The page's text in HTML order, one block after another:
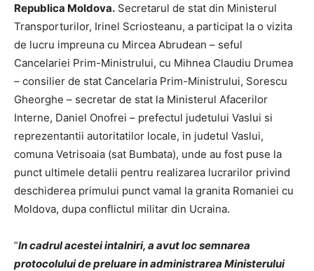
Republica Moldova. Secretarul de stat din Ministerul
Transporturilor, Irinel Scriosteanu, a participat la o vizita
de lucru impreuna cu Mircea Abrudean – seful
Cancelariei Prim-Ministrului, cu Mihnea Claudiu Drumea
– consilier de stat Cancelaria Prim-Ministrului, Sorescu
Gheorghe – secretar de stat la Ministerul Afacerilor
Interne, Daniel Onofrei – prefectul judetului Vaslui si
reprezentantii autoritatilor locale, in judetul Vaslui,
comuna Vetrisoaia (sat Bumbata), unde au fost puse la
punct ultimele detalii pentru realizarea lucrarilor privind
deschiderea primului punct vamal la granita Romaniei cu
Moldova, dupa conflictul militar din Ucraina.
”In cadrul acestei intalniri, a avut loc semnarea
protocolului de preluare in administrarea Ministerului